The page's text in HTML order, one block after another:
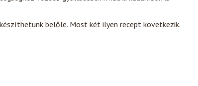
belőle. Most két ilyen recept következik.